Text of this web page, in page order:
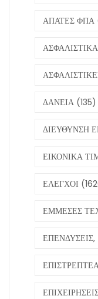
ΑΠΑΤΕΣ ΦΠΑ
ΔΑΝΕΙΑ (135)
ΔΙΕΥΘΥΝΣΗ
ΕΙΚΟΝΙΚΑ
ΕΛΕΓΧΟΙ
ΕΜΜΕΣΕΣ
ΕΠΕΝΔΥΣΕΙΣ,